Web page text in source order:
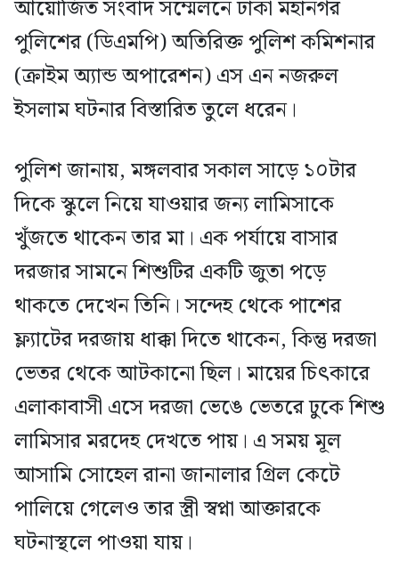
আয়োজিত সংবাদ সম্মেলনে ঢাকা মহানগর
পুলিশের (ডিএমপি) অতিরিক্ত পুলিশ কমিশনার
(ক্রাইম অ্যান্ড অপারেশন) এস এন নজরুল
ইসলাম ঘটনার বিস্তারিত তুলে ধরেন।
পুলিশ জানায়, মঙ্গলবার সকাল সাড়ে ১০টার
দিকে স্কুলে নিয়ে যাওয়ার জন্য লামিসাকে
খুঁজতে থাকেন তার মা। এক পর্যায়ে বাসার
দরজার সামনে শিশুটির একটি জুতা পড়ে
থাকতে দেখেন তিনি। সন্দেহ থেকে পাশের
ফ্ল্যাটের দরজায় ধাক্কা দিতে থাকেন, কিন্তু দরজা
ভেতর থেকে আটকানো ছিল। মায়ের চিৎকারে
এলাকাবাসী এসে দরজা ভেঙে ভেতরে ঢুকে শিশু
লামিসার মরদেহ দেখতে পায়। এ সময় মূল
আসামি সোহেল রানা জানালার গ্রিল কেটে
পালিয়ে গেলেও তার স্ত্রী স্বপ্না আক্তারকে
ঘটনাস্থলে পাওয়া যায়।